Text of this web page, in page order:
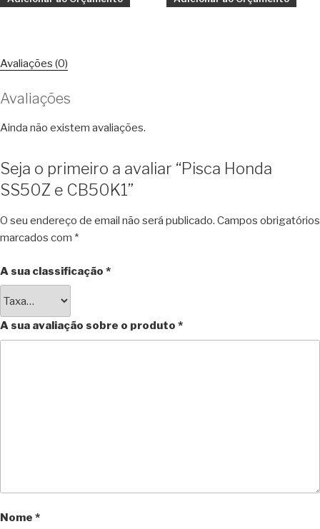
Avaliações (0)
Avaliações
Ainda não existem avaliações.
Seja o primeiro a avaliar “Pisca Honda
SS50Z e CB50K1”
O seu endereço de email não será publicado. Campos obrigatórios
marcados com *
A sua classificação *
A sua avaliação sobre o produto *
Nome *